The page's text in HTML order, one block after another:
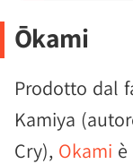
Ōkami
Prodotto dal
Kamiya
Cry), Okami